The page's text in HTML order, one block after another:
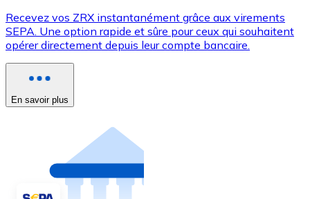
Recevez vos ZRX instantanément grâce aux virements
SEPA. Une option rapide et sûre pour ceux qui souhaitent
opérer directement depuis leur compte bancaire.
En savoir plus